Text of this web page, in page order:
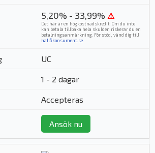
5,20% - 33,99% ⚠
Det här är en högkostnadskredit. Om du inte
kan betala tillbaka hela skulden riskerar du en
betalningsanmärkning. För stöd, vänd dig till
hallåkonsument.se.
UC
1 - 2 dagar
Accepteras
Ansök nu